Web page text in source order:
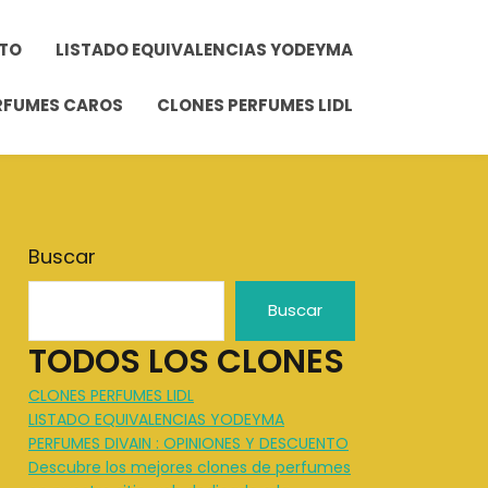
LISTADO EQUIVALENCIAS YODEYMA
CAROS CLONES PERFUMES LIDL
Buscar
Buscar
TODOS LOS CLONES
CLONES PERFUMES LIDL
LISTADO EQUIVALENCIAS YODEYMA
PERFUMES DIVAIN : OPINIONES Y DESCUENTO
Descubre los mejores clones de perfumes